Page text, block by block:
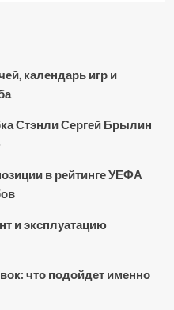
календарь игр и
Стэнли Сергей Брылин
в рейтинге УЕФА
и эксплуатацию
что подойдет именно